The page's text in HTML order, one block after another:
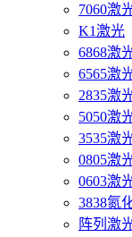
7060激
K1激光
6868激
6565激
2835激
5050激
3535激
0805激
0603激
3838氮
阵列激